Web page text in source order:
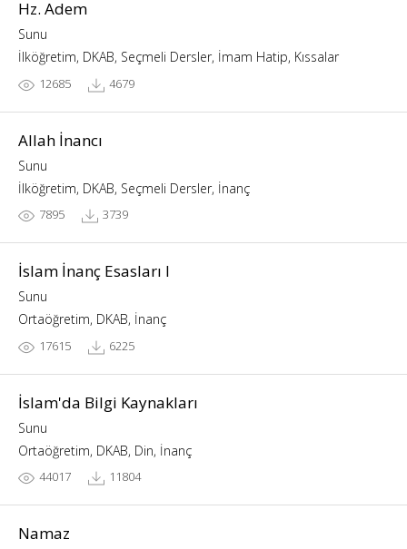
Hz. Adem
Sunu
İlköğretim, DKAB, Seçmeli Dersler, İmam Hatip, Kıssalar
12685 4679
Allah İnancı
Sunu
İlköğretim, DKAB, Seçmeli Dersler, İnanç
7895 3739
İslam İnanç Esasları I
Sunu
Ortaöğretim, DKAB, İnanç
17615 6225
İslam'da Bilgi Kaynakları
Sunu
Ortaöğretim, DKAB, Din, İnanç
44017 11804
Namaz